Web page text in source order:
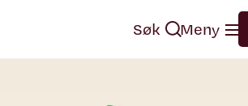
Søk Meny